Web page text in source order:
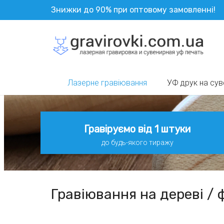
Знижки до 90% при оптовому замовленні!
Лазерне гравіювання УФ друк на
Гравіруємо від 1 штуки
до будь-якого тиражу
Гравіювання на дереві /